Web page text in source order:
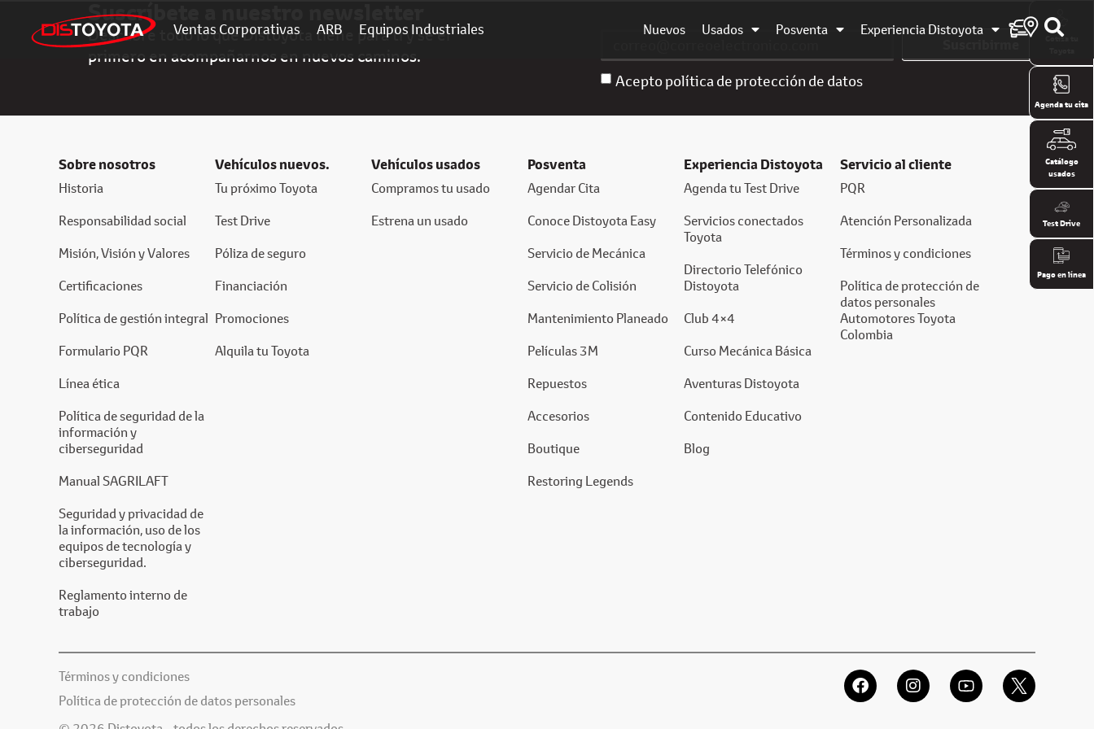
Ventas Corporativas ARB Equipos Industriales Nuevos Usados Posventa Experiencia Distoyota
Suscríbete a nuestro newsletter
Descubre todo lo que Distoyota tiene para ti y sé el
primero en acompañarnos en nuevos caminos.
Acepto política de protección de datos
Suscribirme
Sobre nosotros
Historia
Responsabilidad social
Misión, Visión y Valores
Certificaciones
Política de gestión integral
Formulario PQR
Línea ética
Política de seguridad de la
información y
ciberseguridad
Manual SAGRILAFT
Seguridad y privacidad de
la información, uso de los
equipos de tecnología y
ciberseguridad.
Reglamento interno de
trabajo
Vehículos nuevos.
Tu próximo Toyota
Test Drive
Póliza de seguro
Financiación
Promociones
Alquila tu Toyota
Vehículos usados
Compramos tu usado
Estrena un usado
Posventa
Agendar Cita
Conoce Distoyota Easy
Servicio de Mecánica
Servicio de Colisión
Mantenimiento Planeado
Películas 3M
Repuestos
Accesorios
Boutique
Restoring Legends
Experiencia Distoyota
Agenda tu Test Drive
Servicios conectados
Toyota
Directorio Telefónico
Distoyota
Club 4×4
Curso Mecánica Básica
Aventuras Distoyota
Contenido Educativo
Blog
Servicio al cliente
PQR
Atención Personalizada
Términos y condiciones
Política de protección de
datos personales
Automotores Toyota
Colombia
Términos y condiciones
Política de protección de datos personales
Cotiza tu
Agenda tu cita
Catálogo
usados
Test Drive
Pago en línea